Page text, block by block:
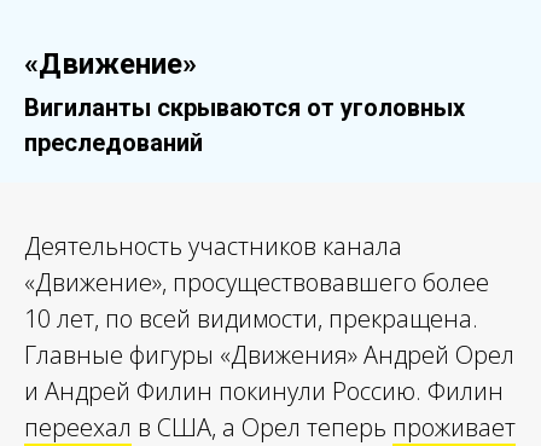
«Движение»
Вигиланты скрываются от уголовных
преследований
Деятельность участников канала
«Движение», просуществовавшего более
10 лет, по всей видимости, прекращена.
Главные фигуры «Движения» Андрей Орел
и Андрей Филин покинули Россию. Филин
переехал в США, а Орел теперь проживает